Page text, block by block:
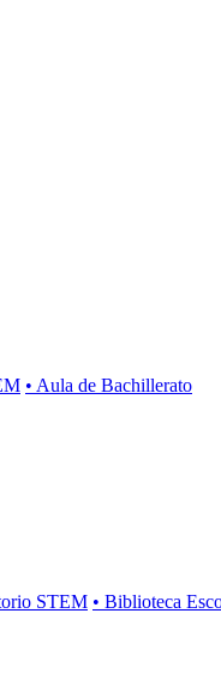
• Aula de Bachillerato
STEM • Biblioteca